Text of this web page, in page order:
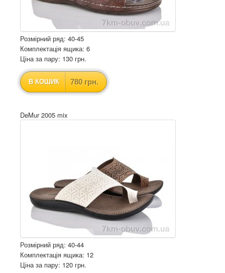
Розмірний ряд: 40-45
Комплектація ящика: 6
Ціна за пару: 130 грн.
В КОШИК 780 грн.
DeMur 2005 mix
Розмірний ряд: 40-44
Комплектація ящика: 12
Ціна за пару: 120 грн.